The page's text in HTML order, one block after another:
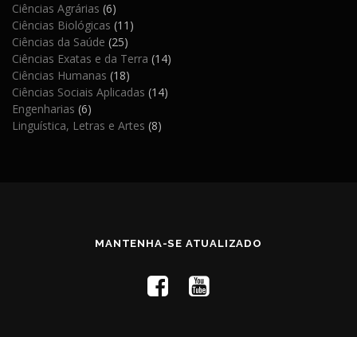
Ciências Agrárias (6)
Ciências Biológicas (11)
Ciências da Saúde (25)
Ciências Exatas e da Terra (14)
Ciências Humanas (18)
Ciências Sociais Aplicadas (14)
Engenharias (6)
Linguística, Letras e Artes (8)
MANTENHA-SE ATUALIZADO